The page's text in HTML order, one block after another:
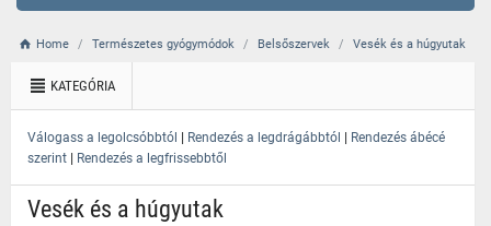
Home Természetes gyógymódok Belsőszervek Vesék és a húgyutak
KATEGÓRIA
Válogass a legolcsóbbtól | Rendezés a legdrágábbtól | Rendezés ábécé
szerint | Rendezés a legfrissebbtől
Vesék és a húgyutak